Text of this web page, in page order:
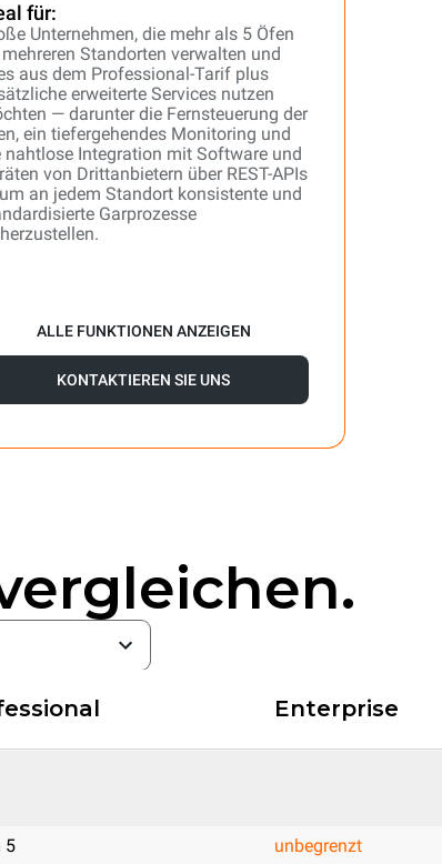
für:
Unternehmen, die mehr als 5 Öfen
Standorten verwalten und
aus dem Professional-Tarif plus
erweiterte Services nutzen
— darunter die Fernsteuerung der
ein tiefergehendes Monitoring und
nahtlose Integration mit Software und
von Drittanbietern über REST-APIs
an jedem Standort konsistente und
Garprozesse
ALLE FUNKTIONEN ANZEIGEN
KONTAKTIEREN SIE UNS
Enterprise
5 unbegrenzt